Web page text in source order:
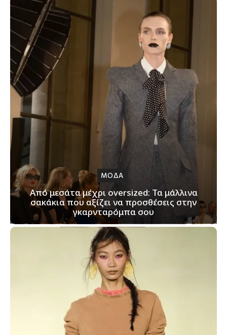
ΜΟΔΑ
Από μεσάτα μέχρι oversized: Τα μάλλινα
σακάκια που αξίζει να προσθέσεις στην
γκαρνταρόμπα σου